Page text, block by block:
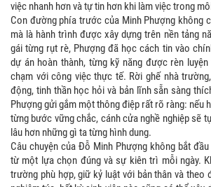
việc nhanh hơn và tự tin hơn khi làm việc trong
Con đường phía trước của Minh Phượng không
mà là hành trình được xây dựng trên nền tảng
gái từng rụt rè, Phượng đã học cách tin vào
dự án hoàn thành, từng kỹ năng được rèn
chạm với công việc thực tế. Rời ghế nhà
động, tinh thần học hỏi và bản lĩnh sẵn sàng
Phượng gửi gắm một thông điệp rất rõ ràng: nếu
từng bước vững chắc, cánh cửa nghề nghiệp sẽ
lâu hơn những gì ta từng hình dung.
Câu chuyện của Đỗ Minh Phượng không bắt
từ một lựa chọn đúng và sự kiên trì mỗi ngày.
trường phù hợp, giữ kỷ luật với bản thân và theo